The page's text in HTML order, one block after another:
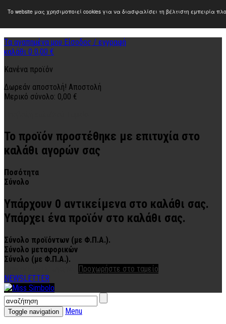
Το website μας χρησιμοποιεί cookies για να διασφαλίσει τη βέλτιστη εμπειρία
Τα αγαπημένα μου Είσοδος / εγγραφή
καλάθι 0 0,00 €
Κανένα προϊόν
Δωρεάν αποστολή! Αποστολή
Μερικό σύνολο: 0,00 €
Το προϊόν προστέθηκε με επιτυχία στο
καλάθι αγορών σας
Ποσότητα
Σύνολο
Υπάρχουν 0 αντικείμενα στο καλάθι σας.
Υπάρχει ένα προϊόν στο καλάθι σας.
Σύνολο προϊόντων (με Φ.Π.Α.).
Σύνολο μεταφορικών
Σύνολο (με Φ.Π.Α.).
Προχωρήστε στο ταμείο
NEWSLETTER
Toggle navigation
Menu